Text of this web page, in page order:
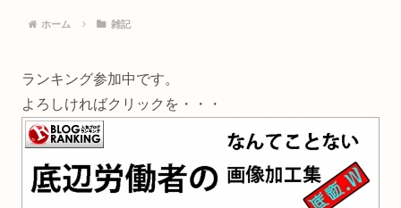
ホーム 雑記
ランキング参加中です。
よろしければクリックを・・・